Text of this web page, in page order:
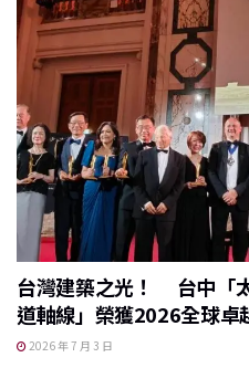
台灣建築之光！ 台中「
道軸線」榮獲2026全球卓
2026 年 7 月 3 日